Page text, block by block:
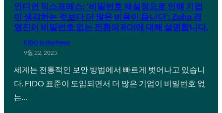
인디언 익스프레스: ‘비밀번호 재설정으로 인해 기업
이 생각하는 것보다 더 많은 비용이 듭니다’: Zoho 경
영진이 비밀번호 없는 전환의 ROI에 대해 설명합니다.
FIDO in the News
9월 22, 2025
세계는 전통적인 보안 방법에서 빠르게 벗어나고 있습니
다. FIDO 표준이 도입되면서 더 많은 기업이 비밀번호 없
는…